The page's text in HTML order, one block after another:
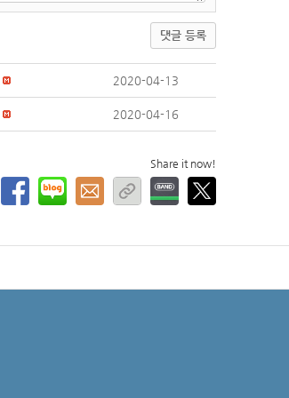
댓글 등록
2020-04-13
2020-04-16
Share it now!